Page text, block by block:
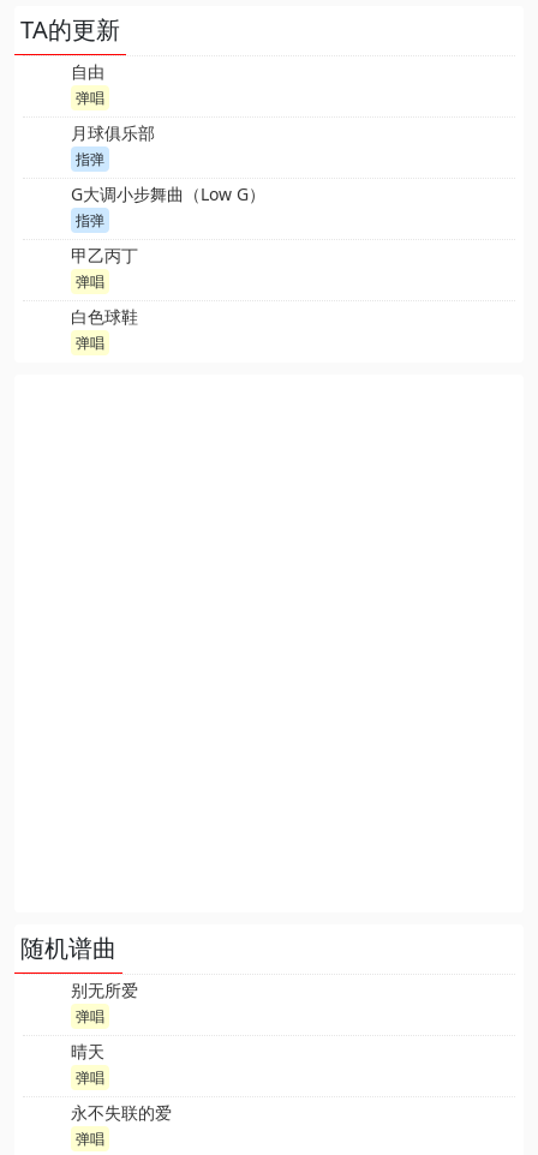
TA的更新
自由
弹唱
月球俱乐部
指弹
G大调小步舞曲（Low G）
指弹
甲乙丙丁
弹唱
白色球鞋
弹唱
随机谱曲
别无所爱
弹唱
晴天
弹唱
永不失联的爱
弹唱